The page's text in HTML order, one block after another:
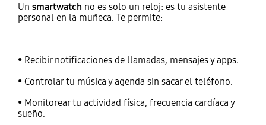
Un smartwatch no es solo un reloj: es tu asistente
personal en la muñeca. Te permite:
• Recibir notificaciones de llamadas, mensajes y apps.
• Controlar tu música y agenda sin sacar el teléfono.
• Monitorear tu actividad física, frecuencia cardíaca y
sueño.